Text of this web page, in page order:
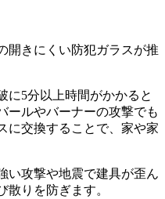
開きにくい防犯ガラスが推
に5分以上時間がかかると
ールやバーナーの攻撃でも
に交換することで、家や家
い攻撃や地震で建具が歪ん
散りを防ぎます。